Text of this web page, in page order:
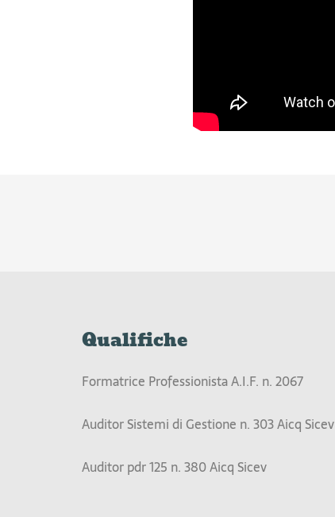
Qualifiche
Formatrice Professionista A.I.F. n. 2067
Auditor Sistemi di Gestione n. 303 Aicq Sicev
Auditor pdr 125 n. 380 Aicq Sicev